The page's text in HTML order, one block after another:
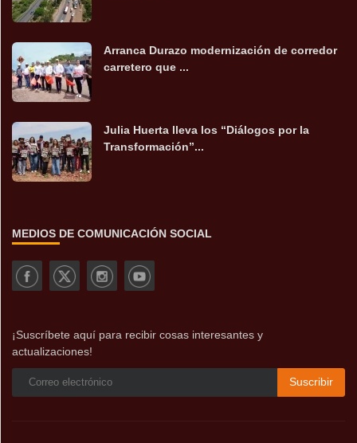
Arranca Durazo modernización de corredor
carretero que ...
Julia Huerta lleva los “Diálogos por la
Transformación”...
MEDIOS DE COMUNICACIÓN SOCIAL
¡Suscríbete aquí para recibir cosas interesantes y
actualizaciones!
Suscribir